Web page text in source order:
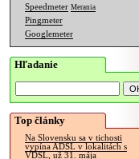
Speedmeter Merania
Pingmeter
Googlemeter
Hľadanie
Top články
Na Slovensku sa v tichosti
vypína ADSL v lokalitách s
VDSL, už 31. mája